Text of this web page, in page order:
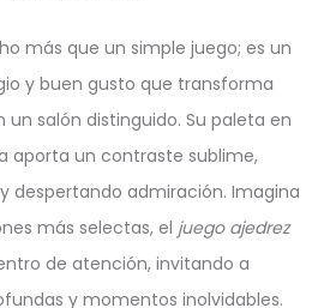
más que un simple juego; es un
y buen gusto que transforma
un salón distinguido. Su paleta en
aporta un contraste sublime,
despertando admiración. Imagina
más selectas, el juego ajedrez
de atención, invitando a
y momentos inolvidables.